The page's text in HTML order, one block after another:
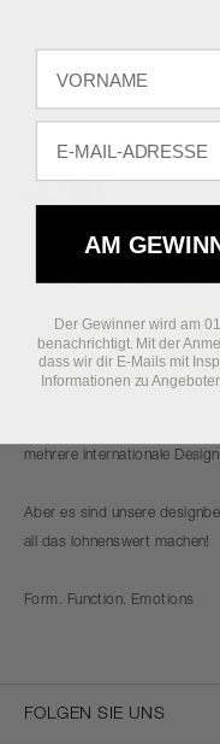
Zone Denmark setzt ein
Funktionalität für alle neu
positives Leben teilen.
fordern Konventionen
mehrere internationale
Aber es sind unsere
all das lohnenswert machen!
Form. Function. Emotions
FOLGEN SIE UNS
AM
Der Gewinner wird am
benachrichtigt. Mit der
dass wir dir E-Mails mit
Informationen zu